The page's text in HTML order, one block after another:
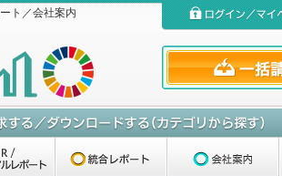
ト／会社案内